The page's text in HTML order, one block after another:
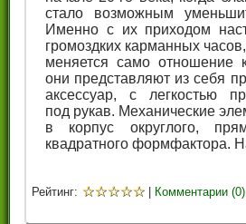
стало возможным
Именно с их приходом
громоздких карманных
меняется само отношение
они представляют из себя
аксессуар, с легкостью
под рукав. Механические
в корпус округлого,
квадратного формфактора.
Рейтинг: ☆☆☆☆☆ Комментарии (0)